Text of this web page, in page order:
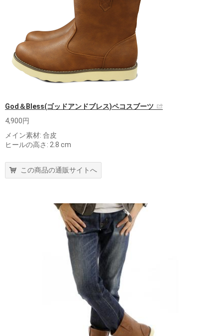
God＆Bless(ゴッドアンドブレス)ペコスブーツ
4,900円
メイン素材: 合皮
ヒールの高さ: 2.8 cm
この商品の通販サイトへ